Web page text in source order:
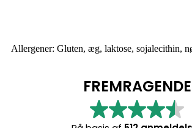
Allergener: Gluten, æg, laktose, sojalecithin,
FREMRAGENDE